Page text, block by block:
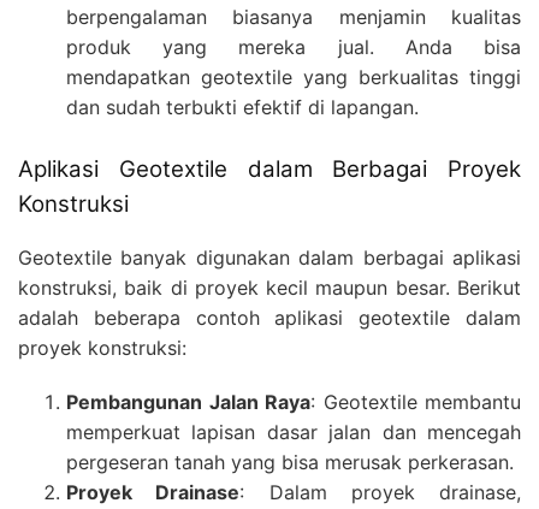
berpengalaman biasanya menjamin kualitas
produk yang mereka jual. Anda bisa
mendapatkan geotextile yang berkualitas tinggi
dan sudah terbukti efektif di lapangan.
Aplikasi Geotextile dalam Berbagai Proyek
Konstruksi
Geotextile banyak digunakan dalam berbagai aplikasi
konstruksi, baik di proyek kecil maupun besar. Berikut
adalah beberapa contoh aplikasi geotextile dalam
proyek konstruksi:
Pembangunan Jalan Raya: Geotextile membantu
memperkuat lapisan dasar jalan dan mencegah
pergeseran tanah yang bisa merusak perkerasan.
Proyek Drainase: Dalam proyek drainase,